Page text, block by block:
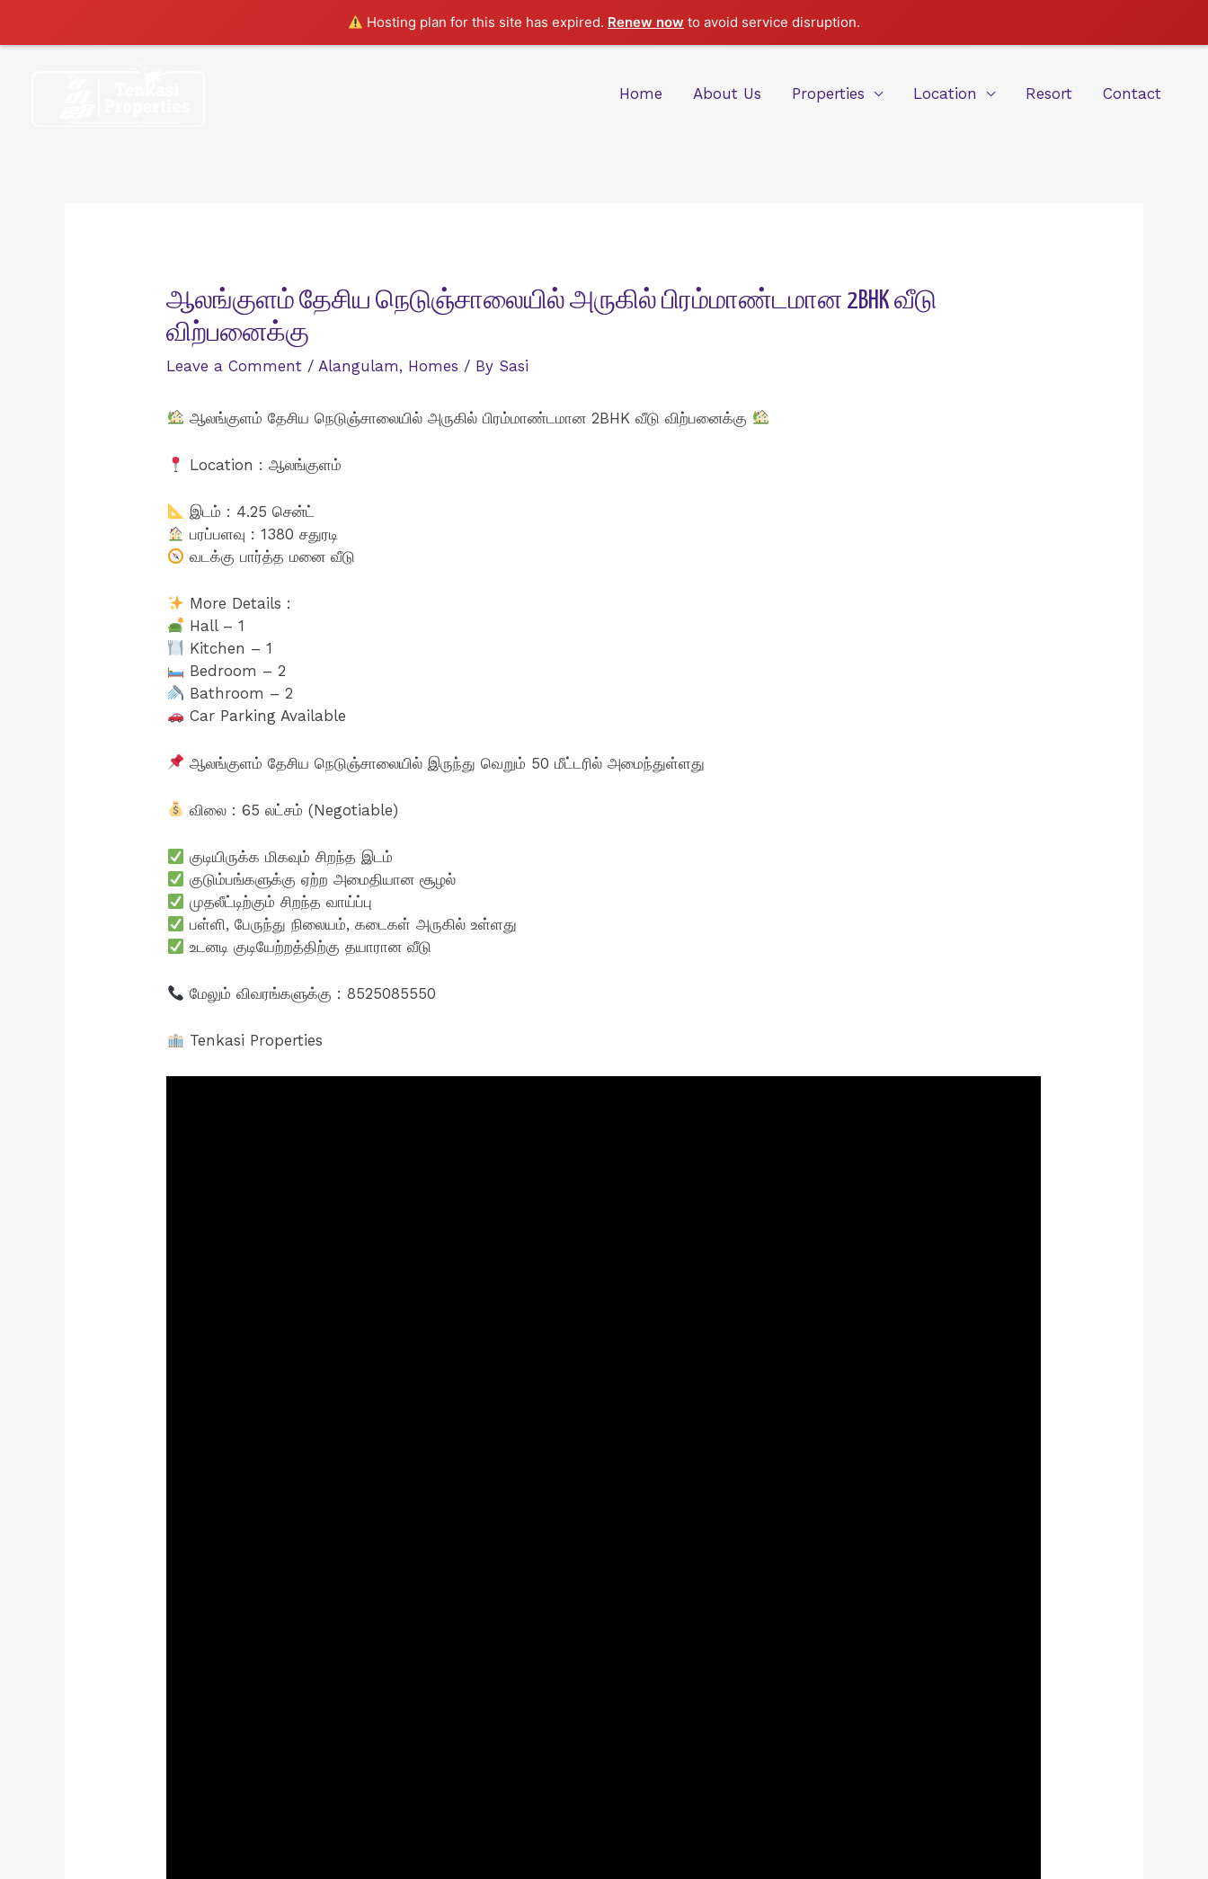
Hosting plan for this site has expired. Renew now to avoid service disruption.
Home About Us Properties Location Resort Contact
ஆலங்குளம் தேசிய நெடுஞ்சாலையில் அருகில் பிரம்மாண்டமான 2BHK வீடு
விற்பனைக்கு
Leave a Comment / Alangulam, Homes / By Sasi
ஆலங்குளம் தேசிய நெடுஞ்சாலையில் அருகில் பிரம்மாண்டமான 2BHK வீடு விற்பனைக்கு
Location : ஆலங்குளம்
இடம் : 4.25 சென்ட்
பரப்பளவு : 1380 சதுரடி
வடக்கு பார்த்த மனை வீடு
More Details :
Hall – 1
Kitchen – 1
Bedroom – 2
Bathroom – 2
Car Parking Available
ஆலங்குளம் தேசிய நெடுஞ்சாலையில் இருந்து வெறும் 50 மீட்டரில் அமைந்துள்ளது
விலை : 65 லட்சம் (Negotiable)
குடியிருக்க மிகவும் சிறந்த இடம்
குடும்பங்களுக்கு ஏற்ற அமைதியான சூழல்
முதலீட்டிற்கும் சிறந்த வாய்ப்பு
பள்ளி, பேருந்து நிலையம், கடைகள் அருகில் உள்ளது
உடனடி குடியேற்றத்திற்கு தயாரான வீடு
மேலும் விவரங்களுக்கு : 8525085550
Tenkasi Properties